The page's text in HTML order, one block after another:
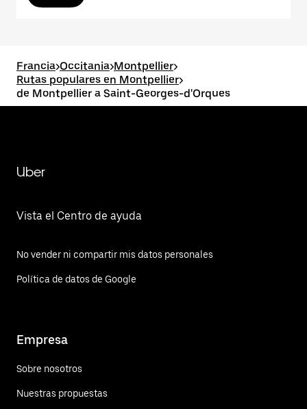
Francia>Occitania>Montpellier>
Rutas populares en Montpellier>
de Montpellier a Saint-Georges-d'Orques
Uber
Vista el Centro de ayuda
No vender ni compartir mis datos personales
Política de datos de Google
Empresa
Sobre nosotros
Nuestras propuestas